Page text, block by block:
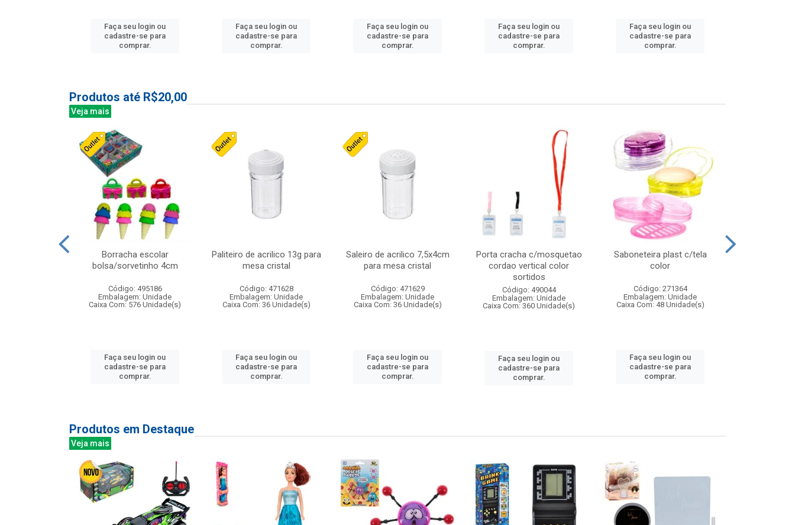
Faça seu login ou
cadastre-se para
comprar.
Faça seu login ou
cadastre-se para
comprar.
Faça seu login ou
cadastre-se para
comprar.
Faça seu login ou
cadastre-se para
comprar.
Faça seu login ou
cadastre-se para
comprar.
Produtos até R$20,00
Veja mais
Borracha escolar
bolsa/sorvetinho 4cm
Código: 495186
Embalagem: Unidade
Caixa Com: 576 Unidade(s)
Faça seu login ou
cadastre-se para
comprar.
Paliteiro de acrilico 13g para
mesa cristal
Código: 471628
Embalagem: Unidade
Caixa Com: 36 Unidade(s)
Faça seu login ou
cadastre-se para
comprar.
Saleiro de acrilico 7,5x4cm
para mesa cristal
Código: 471629
Embalagem: Unidade
Caixa Com: 36 Unidade(s)
Faça seu login ou
cadastre-se para
comprar.
Porta cracha c/mosquetao
cordao vertical color
sortidos
Código: 490044
Embalagem: Unidade
Caixa Com: 360 Unidade(s)
Faça seu login ou
cadastre-se para
comprar.
Saboneteira plast c/tela
color
Código: 271364
Embalagem: Unidade
Caixa Com: 48 Unidade(s)
Faça seu login ou
cadastre-se para
comprar.
Produtos em Destaque
Veja mais